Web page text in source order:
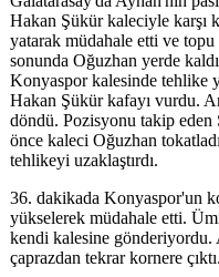
Hakan Şükür kaleciyle karşı
yatarak müdahale etti ve
sonunda Oğuzhan yerde
Konyaspor kalesinde tehlike
Hakan Şükür kafayı vurdu.
döndü. Pozisyonu takip
önce kaleci Oğuzhan
tehlikeyi uzaklaştırdı.
36. dakikada Konyaspor'un
yükselerek müdahale etti.
kendi kalesine
çaprazdan tekrar kornere çıktı.